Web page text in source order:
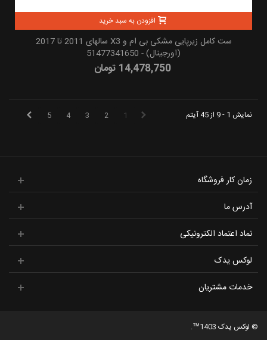
افزودن به سبد خرید
ست کامل زیرپایی مشکی بی ام و X3 سالهای 2011 تا 2017
(اورجینال) - 51477341650
14,478,750 تومان
1
2
3
4
5 نمایش 1 - 9 از 45 آیتم
زمان کار فروشگاه
آدرس ما
نماد اعتماد الکترونیکی
لوکس یدک
خدمات مشتریان
© لوکس یدک 1403™.